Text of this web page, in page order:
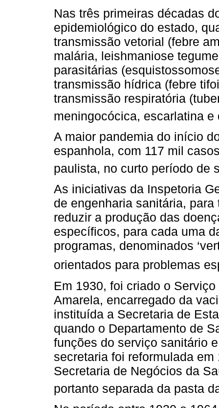
Nas três primeiras décadas
epidemiológico do estado,
transmissão vetorial (febre
malária, leishmaniose
parasitárias
transmissão hídrica (febre
transmissão respiratória
meningocócica, escarlatina e
A maior pandemia do início
espanhola, com 117 mil
paulista, no curto período de
As iniciativas da Inspetoria
de engenharia sanitária,
reduzir a produção das
específicos, para cada uma
programas, denominados
orientados para problemas
Em 1930, foi criado o
Amarela, encarregado da
instituída a Secretaria de
quando o Departamento de
funções do serviço sanitário
secretaria foi reformulada
Secretaria de Negócios da
portanto separada da pasta